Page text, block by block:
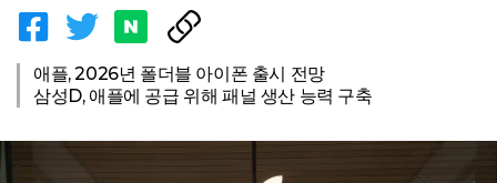
애플, 2026년 폴더블 아이폰 출시 전망
삼성D, 애플에 공급 위해 패널 생산 능력 구축